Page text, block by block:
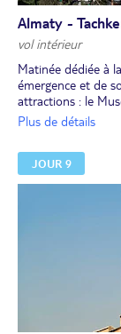
Almaty -
vol intérieur
Matinée dédiée à
émergence et de
attractions : le
place de la
des 28 gardes de
Déjeuner en
Transfert pour
Dîner près de
Tachkent,
Plus de détails
JOUR 9